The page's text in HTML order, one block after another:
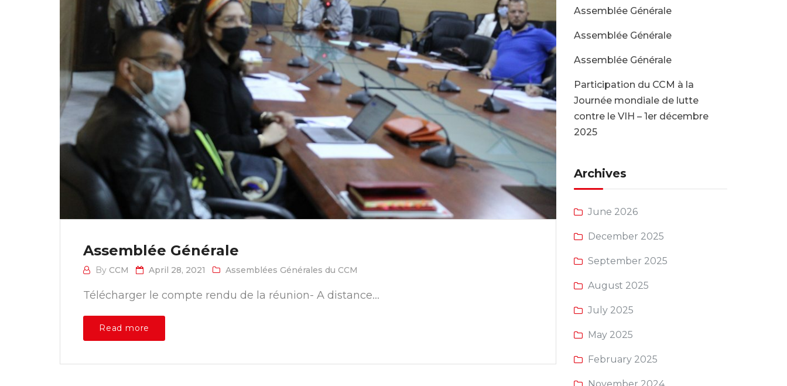
Assemblée Générale
By CCM April 28, 2021 Assemblées Générales du CCM
Télécharger le compte rendu de la réunion- A distance...
Read more
Assemblée Générale
Assemblée Générale
Assemblée Générale
Participation du CCM à la
Journée mondiale de lutte
contre le VIH – 1er décembre
2025
Archives
June 2026
December 2025
September 2025
August 2025
July 2025
May 2025
February 2025